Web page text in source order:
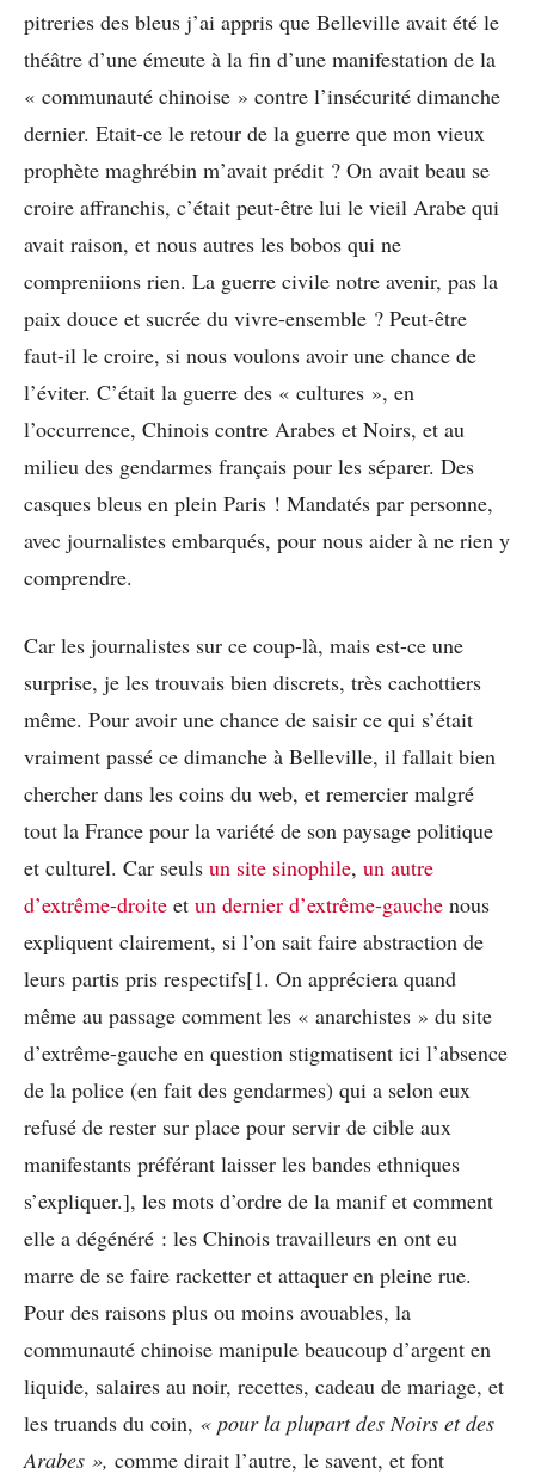
pitreries des bleus j’ai appris que Belleville avait été le
théâtre d’une émeute à la fin d’une manifestation de la
« communauté chinoise » contre l’insécurité dimanche
dernier. Etait-ce le retour de la guerre que mon vieux
prophète maghrébin m’avait prédit ? On avait beau se
croire affranchis, c’était peut-être lui le vieil Arabe qui
avait raison, et nous autres les bobos qui ne
compreniions rien. La guerre civile notre avenir, pas la
paix douce et sucrée du vivre-ensemble ? Peut-être
faut-il le croire, si nous voulons avoir une chance de
l’éviter. C’était la guerre des « cultures », en
l’occurrence, Chinois contre Arabes et Noirs, et au
milieu des gendarmes français pour les séparer. Des
casques bleus en plein Paris ! Mandatés par personne,
avec journalistes embarqués, pour nous aider à ne rien y
comprendre.
Car les journalistes sur ce coup-là, mais est-ce une
surprise, je les trouvais bien discrets, très cachottiers
même. Pour avoir une chance de saisir ce qui s’était
vraiment passé ce dimanche à Belleville, il fallait bien
chercher dans les coins du web, et remercier malgré
tout la France pour la variété de son paysage politique
et culturel. Car seuls un site sinophile, un autre
d’extrême-droite et un dernier d’extrême-gauche nous
expliquent clairement, si l’on sait faire abstraction de
leurs partis pris respectifs[1. On appréciera quand
même au passage comment les « anarchistes » du site
d’extrême-gauche en question stigmatisent ici l’absence
de la police (en fait des gendarmes) qui a selon eux
refusé de rester sur place pour servir de cible aux
manifestants préférant laisser les bandes ethniques
s’expliquer.], les mots d’ordre de la manif et comment
elle a dégénéré : les Chinois travailleurs en ont eu
marre de se faire racketter et attaquer en pleine rue.
Pour des raisons plus ou moins avouables, la
communauté chinoise manipule beaucoup d’argent en
liquide, salaires au noir, recettes, cadeau de mariage, et
les truands du coin, « pour la plupart des Noirs et des
Arabes », comme dirait l’autre, le savent, et font